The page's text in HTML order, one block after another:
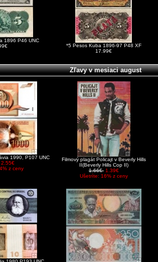
1896 P46 UNC
*5 Pesos Kuba 1896-97 P48 XF
17.99€
Zľavy v mesiaci august
1990, P107 UNC
2.55€
z ceny
Filmový plagát Policajt v Beverly Hills
II(Beverly Hills Cop II)
1.66€ 1.39€
Ušetríte: 16% z ceny